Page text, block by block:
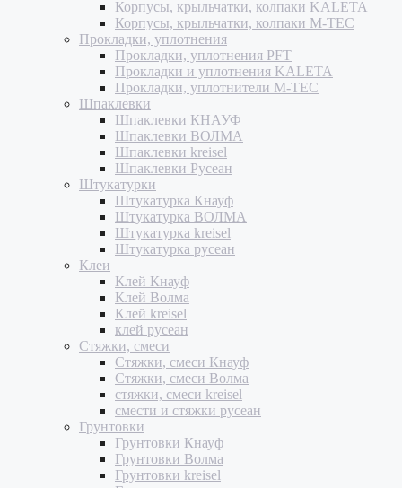
Корпусы, крыльчатки, колпаки KALETA
Корпусы, крыльчатки, колпаки M-TEC
Прокладки, уплотнения
Прокладки, уплотнения PFT
Прокладки и уплотнения KALETA
Прокладки, уплотнители M-TEC
Шпаклевки
Шпаклевки КНАУФ
Шпаклевки ВОЛМА
Шпаклевки kreisel
Шпаклевки Русеан
Штукатурки
Штукатурка Кнауф
Штукатурка ВОЛМА
Штукатурка kreisel
Штукатурка русеан
Клеи
Клей Кнауф
Клей Волма
Клей kreisel
клей русеан
Стяжки, смеси
Стяжки, смеси Кнауф
Стяжки, смеси Волма
стяжки, смеси kreisel
смести и стяжки русеан
Грунтовки
Грунтовки Кнауф
Грунтовки Волма
Грунтовки kreisel